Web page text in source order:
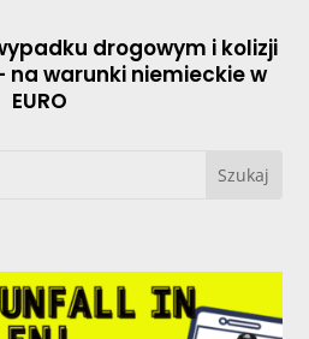
drogowym i kolizji
na warunki niemieckie w
EURO